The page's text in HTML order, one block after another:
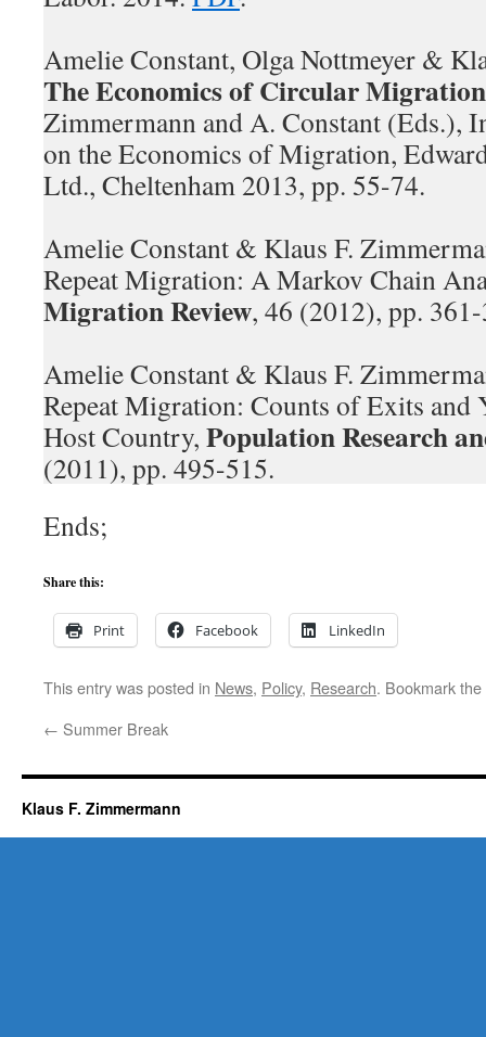
Amelie Constant, Olga Nottmeyer &
The Economics of Circular Migration
Zimmermann and A. Constant (Eds.),
on the Economics of Migration,
Ltd., Cheltenham 2013, pp. 55-74.
Amelie Constant & Klaus F.
Repeat Migration: A Markov Chain
Migration Review, 46 (2012), pp.
Amelie Constant & Klaus F.
Repeat Migration: Counts of Exits and
Host Country, Population Research
(2011), pp. 495-515.
Ends;
Share this:
Print Facebook LinkedIn
This entry was posted in News, Policy, Research. Bookmark the
← Summer Break
Klaus F. Zimmermann